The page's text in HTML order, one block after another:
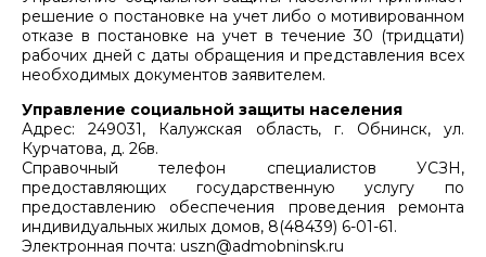
решение о постановке на учет либо о мотивированном
отказе в постановке на учет в течение 30 (тридцати)
рабочих дней с даты обращения и представления всех
необходимых документов заявителем.
Управление социальной защиты населения
Адрес: 249031, Калужская область, г. Обнинск, ул.
Курчатова, д. 26в.
Справочный телефон специалистов УСЗН,
предоставляющих государственную услугу по
предоставлению обеспечения проведения ремонта
индивидуальных жилых домов, 8(48439) 6-01-61.
Электронная почта: uszn@admobninsk.ru